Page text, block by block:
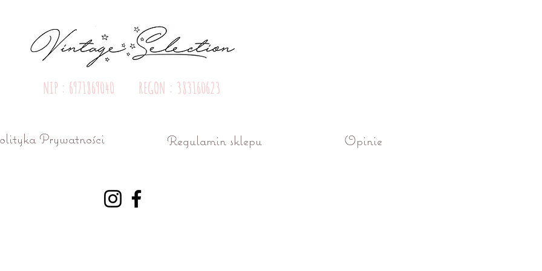
NIP : 6971869040 REGON : 383160623
ul. Różana 15Prywatności Regulamin sklepu Opinie